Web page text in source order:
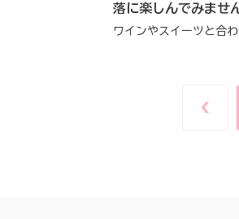
落に楽しんでみませ